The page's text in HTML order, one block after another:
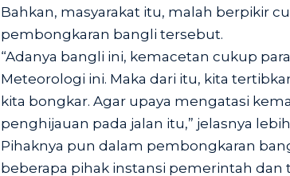
Bahkan, masyarakat itu, malah berpikir
pembongkaran bangli tersebut.
“Adanya bangli ini, kemacetan cukup
Meteorologi ini. Maka dari itu, kita
kita bongkar. Agar upaya mengatasi
penghijauan pada jalan itu,” jelasnya
Pihaknya pun dalam pembongkaran
beberapa pihak instansi pemerintah dan